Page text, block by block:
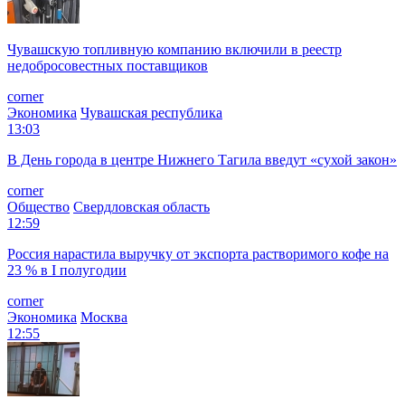
Чувашскую топливную компанию включили в реестр
недобросовестных поставщиков
corner
Экономика Чувашская республика
13:03
В День города в центре Нижнего Тагила введут «сухой закон»
corner
Общество Свердловская область
12:59
Россия нарастила выручку от экспорта растворимого кофе на
23 % в I полугодии
corner
Экономика Москва
12:55